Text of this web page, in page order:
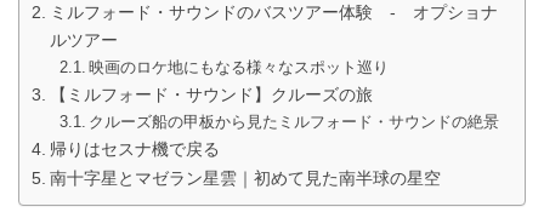
ミルフォード・サウンドのバスツアー体験 - オプショナ
ルツアー
映画のロケ地にもなる様々なスポット巡り
【ミルフォード・サウンド】クルーズの旅
クルーズ船の甲板から見たミルフォード・サウンドの絶景
帰りはセスナ機で戻る
南十字星とマゼラン星雲｜初めて見た南半球の星空